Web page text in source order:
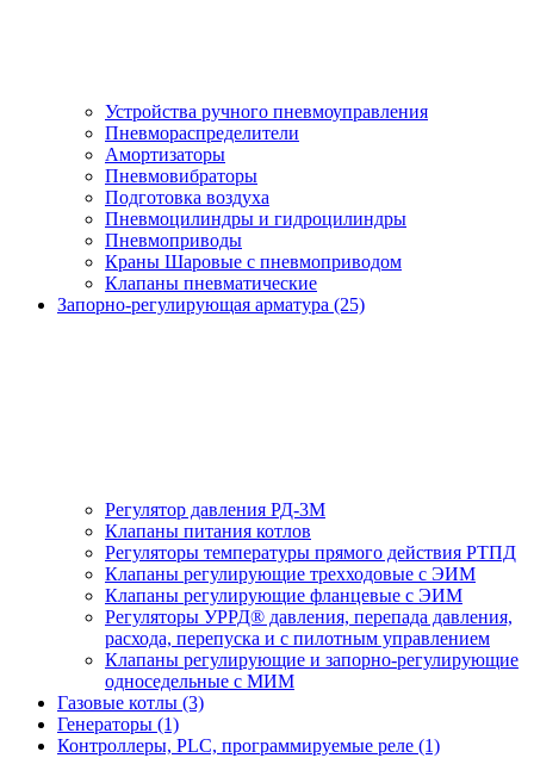
Устройства ручного пневмоуправления
Пневмораспределители
Амортизаторы
Пневмовибраторы
Подготовка воздуха
Пневмоцилиндры и гидроцилиндры
Пневмоприводы
Краны Шаровые с пневмоприводом
Клапаны пневматические
Запорно-регулирующая арматура (25)
Регулятор давления РД-3М
Клапаны питания котлов
Регуляторы температуры прямого действия РТПД
Клапаны регулирующие трехходовые с ЭИМ
Клапаны регулирующие фланцевые с ЭИМ
Регуляторы УРРД® давления, перепада давления,
расхода, перепуска и с пилотным управлением
Клапаны регулирующие и запорно-регулирующие
односедельные с МИМ
Газовые котлы (3)
Генераторы (1)
Контроллеры, PLС, программируемые реле (1)